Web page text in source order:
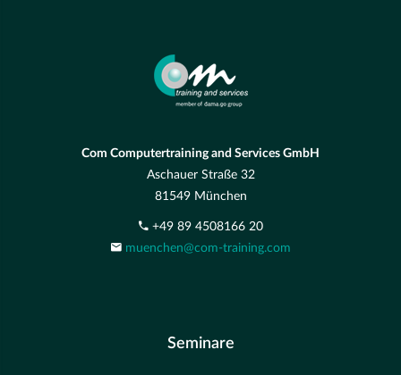
Com Computertraining and Services GmbH
Aschauer Straße 32
81549 München
+49 89 4508166 20
muenchen@com-training.com
Seminare